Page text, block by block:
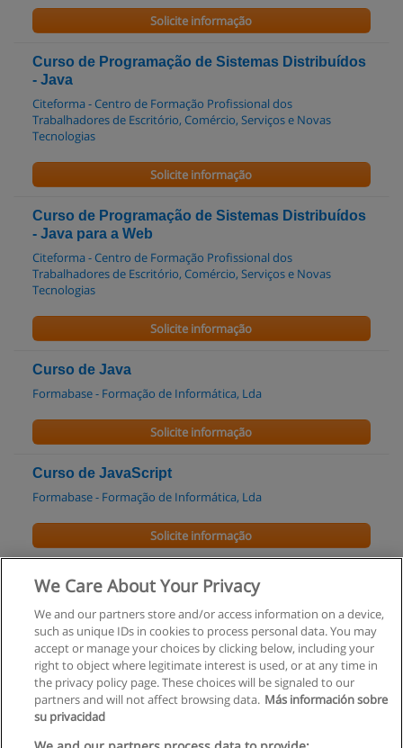
Solicite informação
Curso de Programação de Sistemas Distribuídos
- Java
Citeforma - Centro de Formação Profissional dos
Trabalhadores de Escritório, Comércio, Serviços e Novas
Tecnologias
Solicite informação
Curso de Programação de Sistemas Distribuídos
- Java para a Web
Citeforma - Centro de Formação Profissional dos
Trabalhadores de Escritório, Comércio, Serviços e Novas
Tecnologias
Solicite informação
Curso de Java
Formabase - Formação de Informática, Lda
Solicite informação
Curso de JavaScript
Formabase - Formação de Informática, Lda
Solicite informação
Curso de Programação Avançada em Java
Solicite informação
Regras de uso
We Care About Your Privacy
We and our partners store and/or access information on a device,
such as unique IDs in cookies to process personal data. You may
accept or manage your choices by clicking below, including your
right to object where legitimate interest is used, or at any time in
the privacy policy page. These choices will be signaled to our
partners and will not affect browsing data. Más información sobre
su privacidad